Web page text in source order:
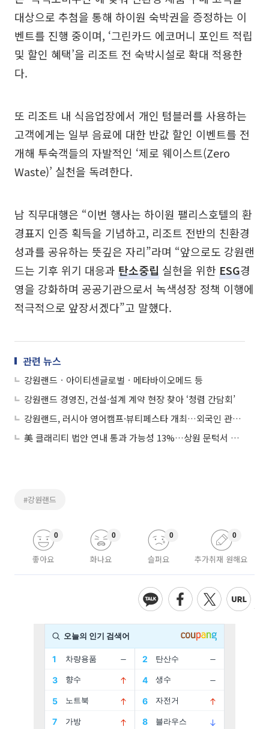
대상으로 추첨을 통해 하이원 숙박권을 증정하는 이
벤트를 진행 중이며, ‘그린카드 에코머니 포인트 적립
및 할인 혜택’을 리조트 전 숙박시설로 확대 적용한
다.
또 리조트 내 식음업장에서 개인 텀블러를 사용하는
고객에게는 일부 음료에 대한 반값 할인 이벤트를 전
개해 투숙객들의 자발적인 ‘제로 웨이스트(Zero
Waste)’ 실천을 독려한다.
남 직무대행은 “이번 행사는 하이원 팰리스호텔의 환
경표지 인증 획득을 기념하고, 리조트 전반의 친환경
성과를 공유하는 뜻깊은 자리”라며 “앞으로도 강원랜
드는 기후 위기 대응과 탄소중립 실현을 위한 ESG경
영을 강화하며 공공기관으로서 녹색성장 정책 이행에
적극적으로 앞장서겠다”고 말했다.
관련 뉴스
강원랜드ㆍ아이티센글로벌ㆍ메타바이오메드 등
강원랜드 경영진, 건설·설계 계약 현장 찾아 ‘청렴 간담회’
강원랜드, 러시아 영어캠프·뷰티페스타 개최…외국인 관광객 유치 확대
美 클래리티 법안 연내 통과 가능성 13%…상원 문턱서 제동
#강원랜드
좋아요
0
화나요
0
슬퍼요
0
추가취재 원해요
0